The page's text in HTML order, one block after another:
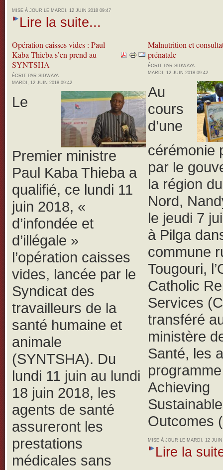
MISE À JOUR LE MARDI, 12 JUIN 2018 09:47
Lire la suite...
Opération caisses vides : Paul
Kaba Thieba s’en prend au
SYNTSHA
ÉCRIT PAR SIDWAYA
MARDI, 12 JUIN 2018 09:42
Le
Premier ministre
Paul Kaba Thieba a
qualifié, ce lundi 11
juin 2018, «
d’infondée et
d’illégale »
l’opération caisses
vides, lancée par le
Syndicat des
travailleurs de la
santé humaine et
animale
(SYNTSHA). Du
lundi 11 juin au lundi
18 juin 2018, les
agents de santé
assureront les
prestations
médicales sans
Malnutrition et
prénatale
ÉCRIT PAR SIDWAYA
MARDI, 12 JUIN 2018 09:42
Au
cours
d’une
cérémonie
par le
la région
Nord,
le jeudi 7
à Pilga
commune
Tougouri,
Catholic
Services
transféré
ministère
Santé, les
Achieving
Sustainable
Outcomes
MISE À JOUR LE MARDI, 12
Lire la